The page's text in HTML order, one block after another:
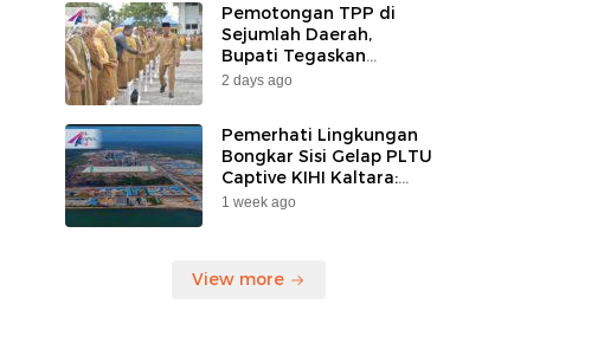
Pemotongan TPP di
Sejumlah Daerah,
Bupati Tegaskan
Bulungan Belum
2 days ago
Pemerhati Lingkungan
Bongkar Sisi Gelap PLTU
Captive KIHI Kaltara:
“Industri Hijau Hanya
1 week ago
View more